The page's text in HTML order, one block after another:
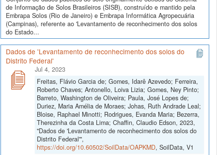
de Informação de Solos Brasileiros (SISB), construído e mantido pela
Embrapa Solos (Rio de Janeiro) e Embrapa Informática Agropecuária
(Campinas), referente ao 'Levantamento de reconhecimento dos solos
do Estado...
Dados de 'Levantamento de reconhecimento dos solos do
Distrito Federal'
Jul 4, 2023
Freitas, Flávio Garcia de; Gomes, Idarê Azevedo; Ferreira,
Roberto Chaves; Antonello, Loiva Lizia; Gomes, Ney Pinto;
Barreto, Washington de Oliveira; Paula, José Lopes de;
Duriez, Maria Amélia de Moraes; Johas, Ruth Andrade Leal;
Bloise, Raphael Minotti; Rodrigues, Evanda Maria; Bezerra,
Therezinha da Costa Lima; Chaffin, Claudio Edson, 2023,
"Dados de 'Levantamento de reconhecimento dos solos do
Distrito Federal'",
https://doi.org/10.60502/SoilData/OAPKMD, SoilData, V1